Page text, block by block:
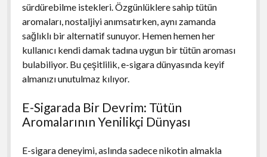
sürdürebilme istekleri. Özgünlüklere sahip tütün
aromaları, nostaljiyi anımsatırken, aynı zamanda
sağlıklı bir alternatif sunuyor. Hemen hemen her
kullanıcı kendi damak tadına uygun bir tütün aroması
bulabiliyor. Bu çeşitlilik, e-sigara dünyasında keyif
almanızı unutulmaz kılıyor.
E-Sigarada Bir Devrim: Tütün
Aromalarının Yenilikçi Dünyası
E-sigara deneyimi, aslında sadece nikotin almakla